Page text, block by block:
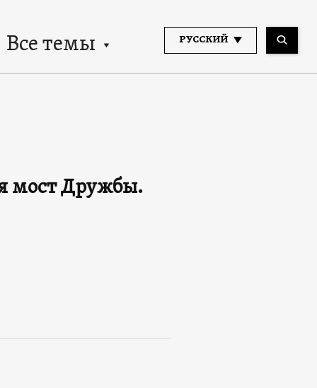
Все темы РУССКИЙ
мост Дружбы.